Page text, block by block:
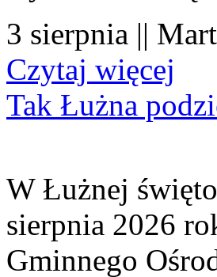
3 sierpnia ||
Czytaj więcej
Tak Łużna
W Łużnej
sierpnia 2026
Gminnego